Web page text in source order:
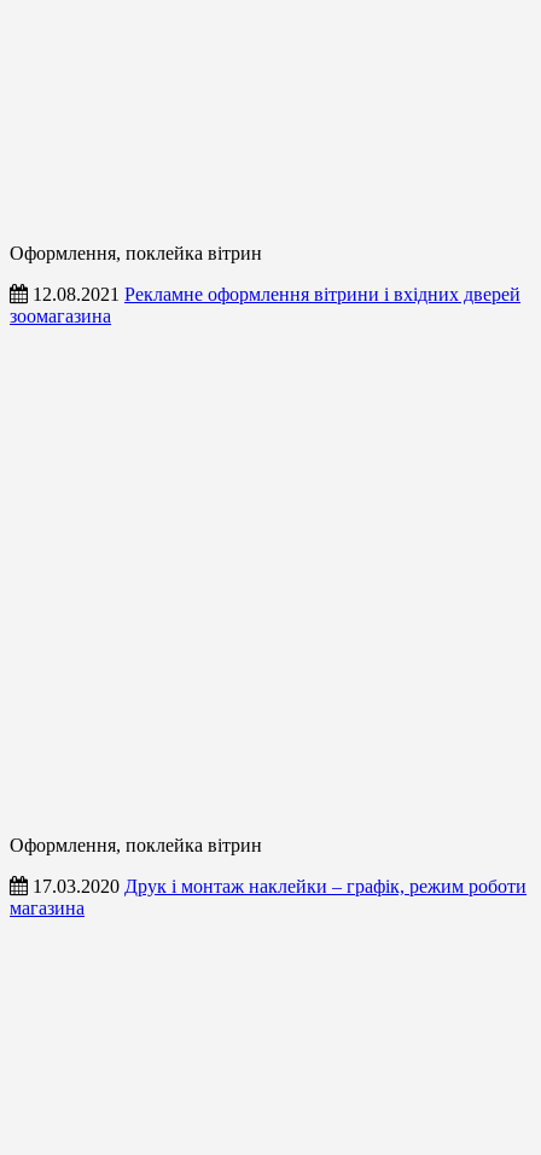
Оформлення, поклейка вітрин
12.08.2021 Рекламне оформлення вітрини і вхідних дверей
зоомагазина
Оформлення, поклейка вітрин
17.03.2020 Друк і монтаж наклейки – графік, режим роботи
магазина